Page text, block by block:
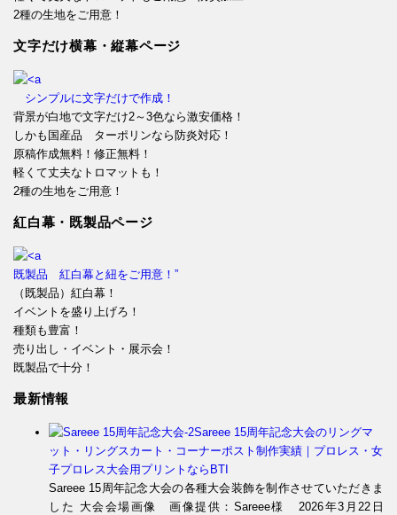
2種の生地をご用意！
文字だけ横幕・縦幕ページ
シンプルに文字だけで作成！
背景が白地で文字だけ2～3色なら激安価格！
しかも国産品 ターポリンなら防炎対応！
原稿作成無料！修正無料！
軽くて丈夫なトロマットも！
2種の生地をご用意！
紅白幕・既製品ページ
既製品 紅白幕と紐をご用意！”
（既製品）紅白幕！
イベントを盛り上げろ！
種類も豊富！
売り出し・イベント・展示会！
既製品で十分！
最新情報
Sareee 15周年記念大会のリングマ
ット・リングスカート・コーナーポスト制作実績｜プロレス・女
子プロレス大会用プリントならBTI
Sareee 15周年記念大会の各種大会装飾を制作させていただきま
した 大会会場画像 画像提供：Sareee様 2026年3月22日